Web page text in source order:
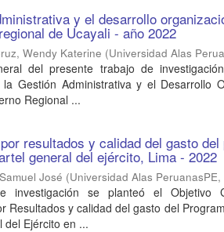
y el desarrollo
de Ucayali - año 2022
Wendy Katerine (Universidad Alas
del presente trabajo de
Gestión Administrativa y el Desarrollo
Regional ...
resultados y calidad del gasto
general del ejército, Lima - 2022
José (Universidad Alas PeruanasPE,
investigación se planteó el Objetivo
Resultados y calidad del gasto del
del Ejército en ...